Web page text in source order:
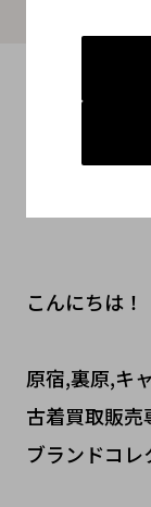
#インディアン
こんにちは！
原宿,裏原,キ
古着買取販売
ブランドコレ